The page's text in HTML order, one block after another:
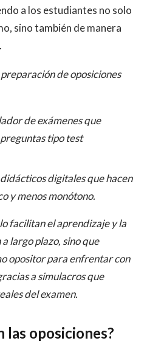
a los estudiantes no solo
sino también de manera
de oposiciones
de exámenes que
tipo test
digitales que hacen
y menos monótono.
facilitan el aprendizaje y la
largo plazo, sino que
opositor para enfrentar con
a simulacros que
del examen.
las oposiciones?